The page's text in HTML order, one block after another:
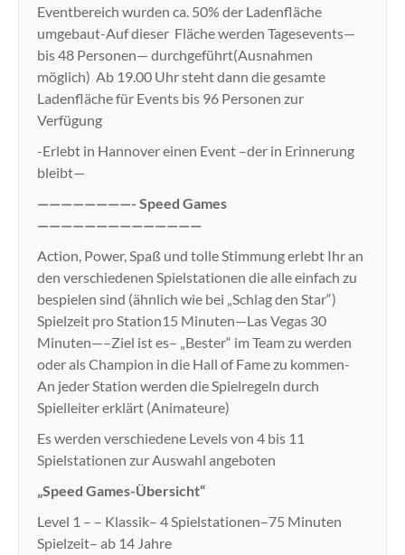
Eventbereich wurden ca. 50% der Ladenfläche
umgebaut-Auf dieser Fläche werden Tagesevents—
bis 48 Personen— durchgeführt(Ausnahmen
möglich) Ab 19.00 Uhr steht dann die gesamte
Ladenfläche für Events bis 96 Personen zur
Verfügung
-Erlebt in Hannover einen Event –der in Erinnerung
bleibt—
————————- Speed Games
——————————————
Action, Power, Spaß und tolle Stimmung erlebt Ihr an
den verschiedenen Spielstationen die alle einfach zu
bespielen sind (ähnlich wie bei „Schlag den Star“)
Spielzeit pro Station15 Minuten—Las Vegas 30
Minuten—–Ziel ist es– „Bester“ im Team zu werden
oder als Champion in die Hall of Fame zu kommen-
An jeder Station werden die Spielregeln durch
Spielleiter erklärt (Animateure)
Es werden verschiedene Levels von 4 bis 11
Spielstationen zur Auswahl angeboten
„Speed Games-Übersicht“
Level 1 – – Klassik– 4 Spielstationen–75 Minuten
Spielzeit– ab 14 Jahre